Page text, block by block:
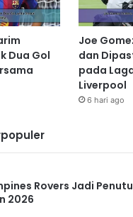
Dua Gol
Joe
dan
pada
Liverpool
6 hari ago
Rovers Jadi
2026